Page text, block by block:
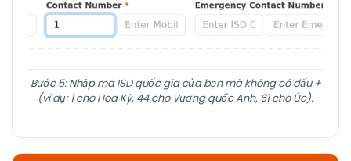
Bước 5: Nhập mã ISD quốc gia của bạn mà không có dấu +
(ví dụ: 1 cho Hoa Kỳ, 44 cho Vương quốc Anh, 61 cho Úc).